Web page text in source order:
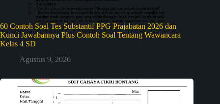
60 Contoh Soal Tes Substantif PPG Prajabatan 2026 dan
Kunci Jawabannya Plus Contoh Soal Tentang Wawancara
Kelas 4 SD
Agustus 9, 2026